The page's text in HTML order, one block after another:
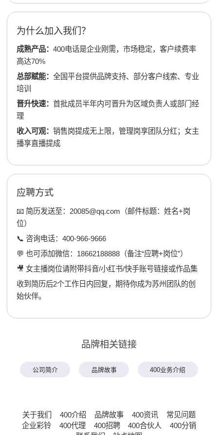
为什么加入我们？
成熟产品：400电话是企业刚需，市场稳定，客户续费率
高达70%
总部赋能：全国平台提供品牌支持、部分客户线索、专业
培训
晋升快速：首批成员半年内可晋升为区域负责人或部门经
理
收入可观：销售岗提成无上限，管理岗享团队分红；女主
播享直播提成
应聘方式
📧 简历发送至：20085@qq.com（邮件标题：姓名+岗
位）
📞 咨询电话：400-966-9666
💬 也可添加微信：18662188888（备注“应聘+岗位”）
🎥 女主播岗位请附带抖音/小红书/快手账号链接或作品集
收到简历后2个工作日内回复，期待你成为苏州团队的创
始伙伴。
品牌相关链接
公司简介 品牌故事 400业务介绍
关于我们 400介绍 品牌故事 400资讯
常见问题
企业彩铃
400代理 400招聘 400合伙人
400分销